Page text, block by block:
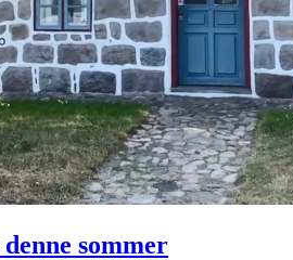
sommer